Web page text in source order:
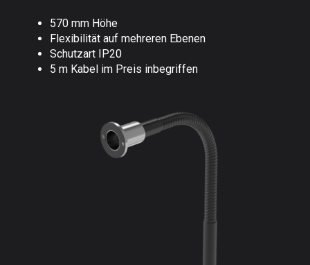
570 mm Höhe
Flexibilität auf mehreren Ebenen
Schutzart IP20
5 m Kabel im Preis inbegriffen